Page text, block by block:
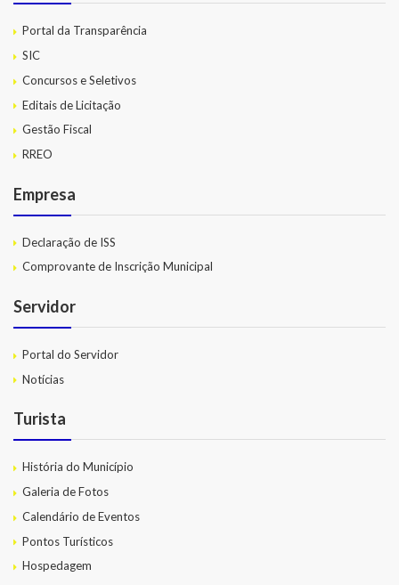
Portal da Transparência
SIC
Concursos e Seletivos
Editais de Licitação
Gestão Fiscal
RREO
Empresa
Declaração de ISS
Comprovante de Inscrição Municipal
Servidor
Portal do Servidor
Notícias
Turista
História do Município
Galeria de Fotos
Calendário de Eventos
Pontos Turísticos
Hospedagem